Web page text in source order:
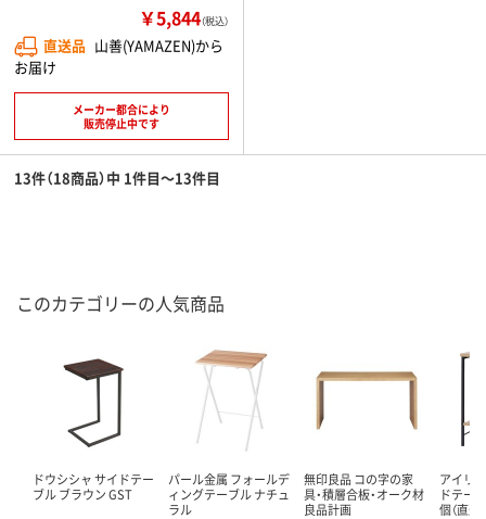
￥5,844（税込）
直送品 山善(YAMAZEN)から
お届け
メーカー都合により
販売停止中です
13件（18商品）中 1件目～13件目
このカテゴリーの人気商品
ドウシシャ サイドテー
ブル ブラウン GST
パール金属 フォールデ
ィングテーブル ナチュ
ラル
無印良品 コの字の家
具・積層合板・オーク材
良品計画
アイリ
ドテー
個（直